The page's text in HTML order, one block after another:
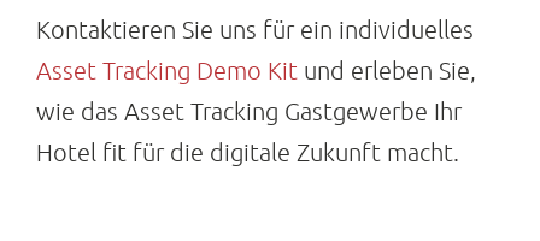
Kontaktieren Sie uns für ein individuelles
Asset Tracking Demo Kit und erleben Sie,
wie das Asset Tracking Gastgewerbe Ihr
Hotel fit für die digitale Zukunft macht.